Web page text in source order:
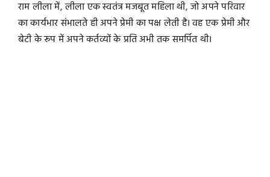
राम लीला में, लीला एक स्वतंत्र मजबूत महिला थी, जो अपने परिवार
का कार्यभार संभालते ही अपने प्रेमी का पक्ष लेती है। वह एक प्रेमी और
बेटी के रूप में अपने कर्तव्यों के प्रति अभी तक समर्पित थी।